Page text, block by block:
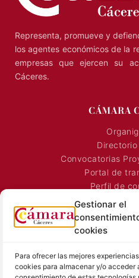
Gestionar el
cookies
Para ofrecer las mejores
cookies para almacenar y/o acceder
Representa, promueve y
los agentes económicos de la
empresas que ejercen su
Cáceres.
CÁMARA
Directorio
Convocatorias
Portal de
Perfil de
Horarios
Señalización
Directorio